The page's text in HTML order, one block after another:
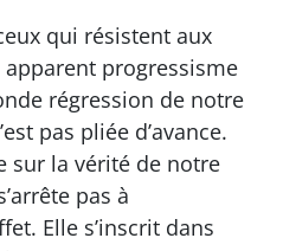
qui résistent aux
apparent progressisme
régression de notre
pas pliée d’avance.
sur la vérité de notre
pas à
Elle s’inscrit dans